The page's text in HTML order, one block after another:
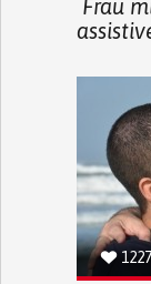
Frau
1227